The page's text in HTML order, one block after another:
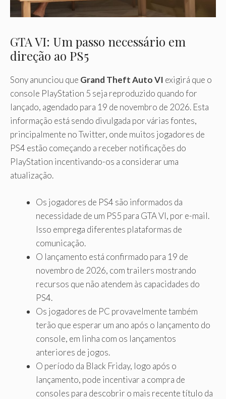
GTA VI: Um passo necessário em
direção ao PS5
Sony anunciou que Grand Theft Auto VI exigirá que o
console PlayStation 5 seja reproduzido quando for
lançado, agendado para 19 de novembro de 2026. Esta
informação está sendo divulgada por várias fontes,
principalmente no Twitter, onde muitos jogadores de
PS4 estão começando a receber notificações do
PlayStation incentivando-os a considerar uma
atualização.
Os jogadores de PS4 são informados da
necessidade de um PS5 para GTA VI, por e-mail.
Isso emprega diferentes plataformas de
comunicação.
O lançamento está confirmado para 19 de
novembro de 2026, com trailers mostrando
recursos que não atendem às capacidades do
PS4.
Os jogadores de PC provavelmente também
terão que esperar um ano após o lançamento do
console, em linha com os lançamentos
anteriores de jogos.
O período da Black Friday, logo após o
lançamento, pode incentivar a compra de
consoles para descobrir o mais recente título da